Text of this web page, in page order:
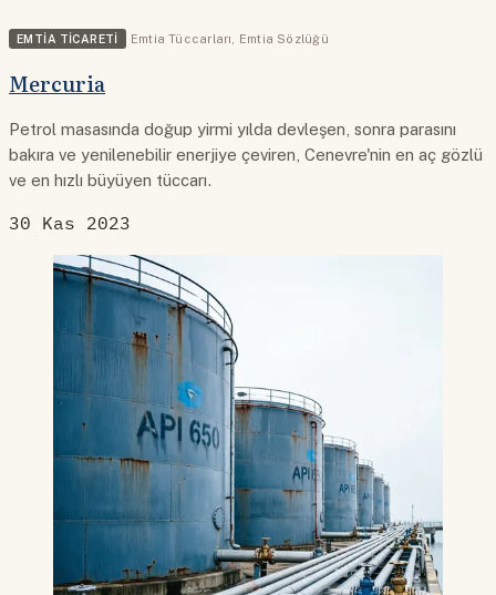
EMTIA TICARETI Emtia Tüccarları Emtia Sözlüğü
Mercuria
Petrol masasında doğup yirmi yılda devleşen, sonra parasını
bakıra ve yenilenebilir enerjiye çeviren, Cenevre'nin en aç gözlü
ve en hızlı büyüyen tüccarı.
30 Kas 2023